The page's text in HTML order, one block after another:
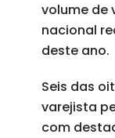
volume de
nacional
deste ano.
Seis das
varejista
com